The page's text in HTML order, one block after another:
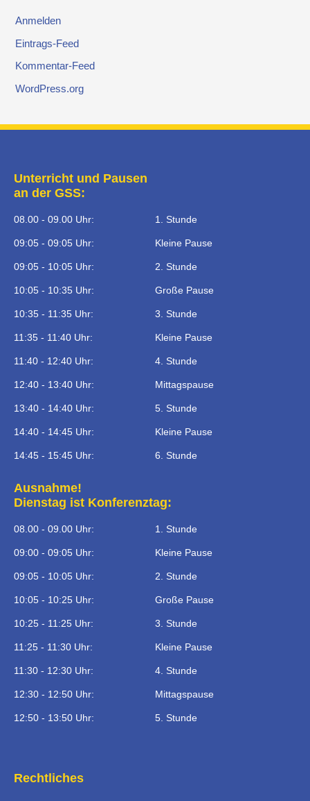
Anmelden
Eintrags-Feed
Kommentar-Feed
WordPress.org
Unterricht und Pausen
an der GSS:
08.00 - 09.00 Uhr: 1. Stunde
09:05 - 09:05 Uhr: Kleine Pause
09:05 - 10:05 Uhr: 2. Stunde
10:05 - 10:35 Uhr: Große Pause
10:35 - 11:35 Uhr: 3. Stunde
11:35 - 11:40 Uhr: Kleine Pause
11:40 - 12:40 Uhr: 4. Stunde
12:40 - 13:40 Uhr: Mittagspause
13:40 - 14:40 Uhr: 5. Stunde
14:40 - 14:45 Uhr: Kleine Pause
14:45 - 15:45 Uhr: 6. Stunde
Ausnahme!
Dienstag ist Konferenztag:
08.00 - 09.00 Uhr: 1. Stunde
09:00 - 09:05 Uhr: Kleine Pause
09:05 - 10:05 Uhr: 2. Stunde
10:05 - 10:25 Uhr: Große Pause
10:25 - 11:25 Uhr: 3. Stunde
11:25 - 11:30 Uhr: Kleine Pause
11:30 - 12:30 Uhr: 4. Stunde
12:30 - 12:50 Uhr: Mittagspause
12:50 - 13:50 Uhr: 5. Stunde
Rechtliches